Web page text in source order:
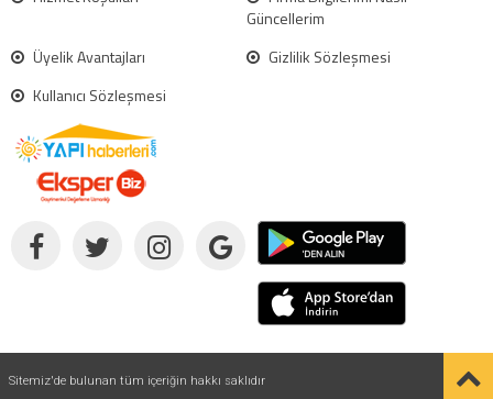
Güncellerim
Üyelik Avantajları
Gizlilik Sözleşmesi
Kullanıcı Sözleşmesi
Sitemiz'de bulunan tüm içeriğin hakkı saklıdır